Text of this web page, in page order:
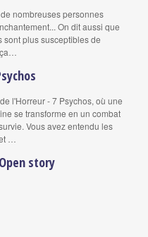
nombreuses personnes
On dit aussi que
plus susceptibles de
l'Horreur - 7 Psychos, où une
se transforme en un combat
Vous avez entendu les
…
story